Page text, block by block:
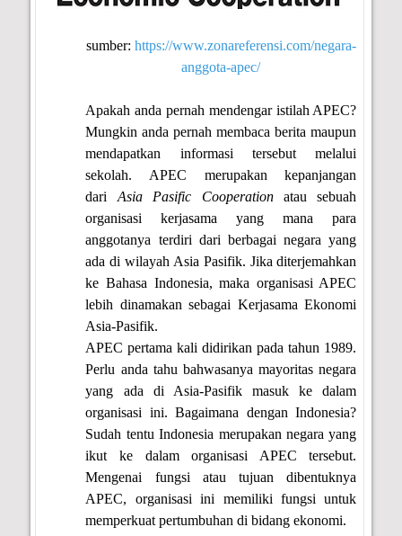
sumber: https://www.zonareferensi.com/negara-
anggota-apec/
Apakah anda pernah mendengar istilah APEC?
Mungkin anda pernah membaca berita maupun
mendapatkan informasi tersebut melalui
sekolah. APEC merupakan kepanjangan
dari Asia Pasific Cooperationatau sebuah
organisasi kerjasama yang mana para
anggotanya terdiri dari berbagai negara yang
ada di wilayah Asia Pasifik. Jika diterjemahkan
ke Bahasa Indonesia, maka organisasi APEC
lebih dinamakan sebagai Kerjasama Ekonomi
Asia-Pasifik.
APEC pertama kali didirikan pada tahun 1989.
Perlu anda tahu bahwasanya mayoritas negara
yang ada di Asia-Pasifik masuk ke dalam
organisasi ini. Bagaimana dengan Indonesia?
Sudah tentu Indonesia merupakan negara yang
ikut ke dalam organisasi APEC tersebut.
Mengenai fungsi atau tujuan dibentuknya
APEC, organisasi ini memiliki fungsi untuk
memperkuat pertumbuhan di bidang ekonomi.